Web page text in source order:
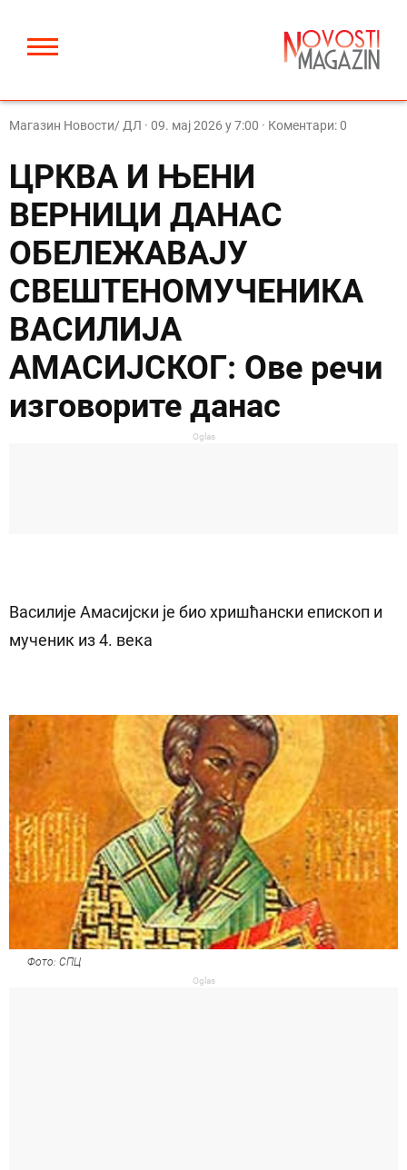
Магазин Новости/ ДЛ · 09. мај 2026 у 7:00 · Коментари: 0
ЦРКВА И ЊЕНИ
ВЕРНИЦИ ДАНАС
ОБЕЛЕЖАВАЈУ
СВЕШТЕНОМУЧЕНИКА
ВАСИЛИЈА
АМАСИЈСКОГ: Ове речи
изговорите данас
Oglas
Василије Амасијски је био хришћански епископ и
мученик из 4. века
Фото: СПЦ
Oglas